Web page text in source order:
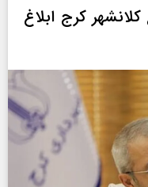
کرج ابلاغ